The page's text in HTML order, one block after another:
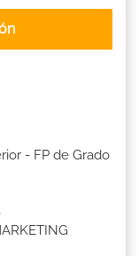
- FP de Grado